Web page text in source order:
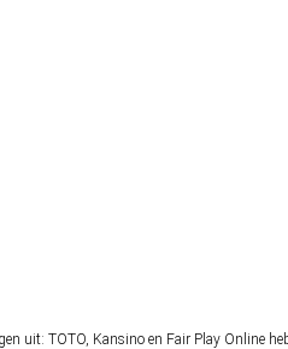
uit: TOTO, Kansino en Fair Play Online